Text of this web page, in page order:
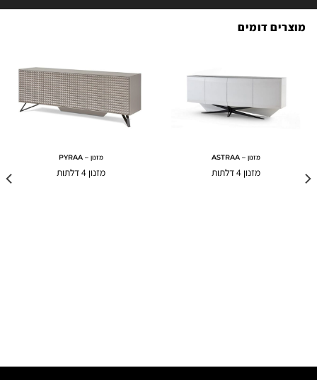
מוצרים דומים
מזנון – ASTRAA
מזנון 4 דלתות
מזנון – PYRAA
מזנון 4 דלתות